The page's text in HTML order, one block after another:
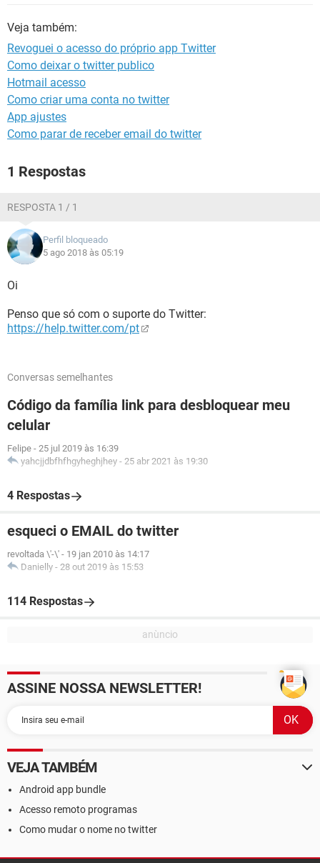
Veja também:
Revoguei o acesso do próprio app Twitter
Como deixar o twitter publico
Hotmail acesso
Como criar uma conta no twitter
App ajustes
Como parar de receber email do twitter
1 Respostas
RESPOSTA 1 / 1
Perfil bloqueado
5 ago 2018 às 05:19
Oi
Penso que só com o suporte do Twitter:
https://help.twitter.com/pt
Conversas semelhantes
Código da família link para desbloquear meu
celular
Felipe - 25 jul 2019 às 16:39
yahcjjdbfhfhgyheghjhey - 25 abr 2021 às 19:30
4 Respostas
esqueci o EMAIL do twitter
revoltada \'-\' - 19 jan 2010 às 14:17
Danielly - 28 out 2019 às 15:53
114 Respostas
ASSINE NOSSA NEWSLETTER!
VEJA TAMBÉM
Android app bundle
Acesso remoto programas
Como mudar o nome no twitter